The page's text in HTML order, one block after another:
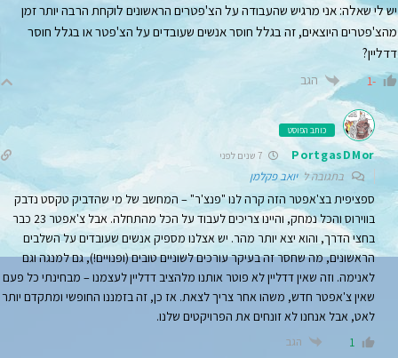
יש לי שאלה: אני מרגיש שהעבודה על הצ'פטרים הראשונים לוקחת הרבה יותר זמן
מהצ'פטרים היוצאים, זה בגלל חוסר אנשים שעובדים על הצ'פטר או בגלל חוסר
דדליין?
-1 הגב
כותב הפוסט
PortgasDMor
בתגובה ליואב פקלמן
ספציפית בצ'אפטר הזה קרה לנו "פנצ'ר" – המחשב של מי שהדביק טקסט נדבק
בווירוס והכל נמחק, והיינו צריכים לעבוד על הכל מהתחלה. אבל צ'אפטר 23 כבר
בחצי הדרך, והוא יצא יותר מהר. יש אצלנו מספיק אנשים שעובדים על השלבים
הראשונים, מה שחסר זה בעיקר עורכים לשוניים טובים (ופנויים!), גם למנגה וגם
לאנימה. וזה שאין דדליין לא פוטר אותנו מלהציב דדליין לעצמנו – מבחינתי כל פעם
שאין צ'אפטר חדש, משהו אחר צריך לצאת. אז כן, זה בזמננו החופשי ומתקדם יותר
לאט, אבל אנחנו לא זונחים את הפרויקטים שלנו.
1 הגב